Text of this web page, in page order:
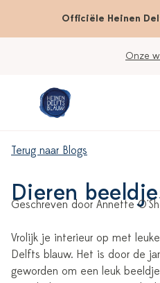
Officiële Heinen
Werkdagen vóór 15:00
Terug naar Blogs
Dieren
Geschreven door Annette
Vrolijk je interieur op met
Delfts blauw. Het is door de
geworden om een leuk